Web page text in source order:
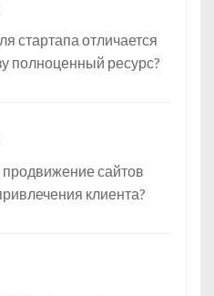
стартапа отличается
полноценный ресурс?
сайтов
клиента?